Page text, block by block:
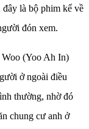
đây là bộ phim kể về
đón xem.
Woo (Yoo Ah In)
ở ngoài điều
thường, nhờ đó
chung cư anh ở